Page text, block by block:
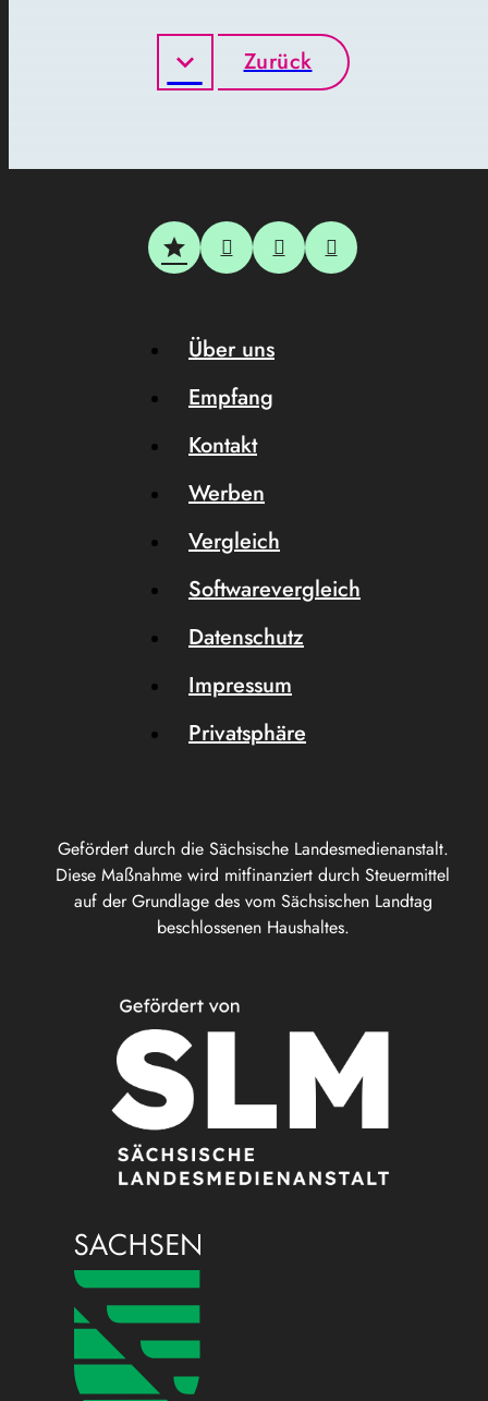
Zurück
Gefördert durch die Sächsische Landesmedienanstalt.
Diese Maßnahme wird mitfinanziert durch Steuermittel
auf der Grundlage des vom Sächsischen Landtag
beschlossenen Haushaltes.
Über uns
Empfang
Kontakt
Werben
Vergleich
Softwarevergleich
Datenschutz
Impressum
Privatsphäre